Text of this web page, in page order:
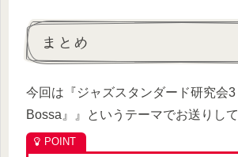
まとめ
今回は『ジャズスタンダード研究会
Bossa』』というテーマでお送りして